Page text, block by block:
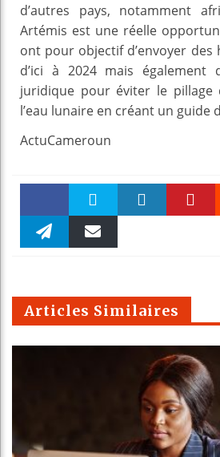
d’autres pays, notamment
Artémis est une réelle
ont pour objectif d’envoyer
d’ici à 2024 mais
juridique pour éviter le pillage
l’eau lunaire en créant un guide
ActuCameroun
Faceboo Twitter
m
Articles Similaires